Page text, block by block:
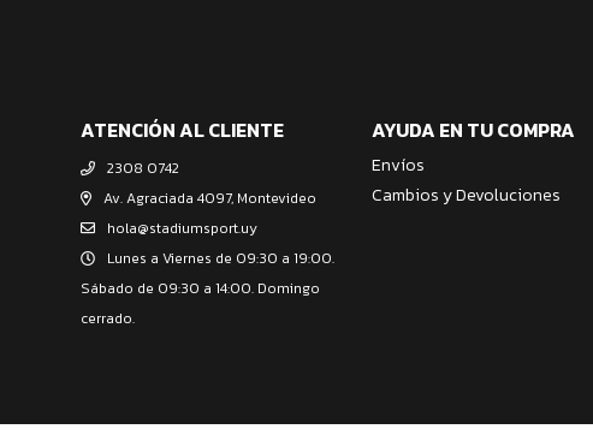
ATENCIÓN AL CLIENTE
2308 0742
Av. Agraciada 4097, Montevideo
hola@stadiumsport.uy
Lunes a Viernes de 09:30 a 19:00.
Sábado de 09:30 a 14:00. Domingo
cerrado.
AYUDA EN TU COMPRA
Envíos
Cambios y Devoluciones